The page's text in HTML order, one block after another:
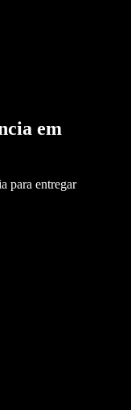
em
para entregar